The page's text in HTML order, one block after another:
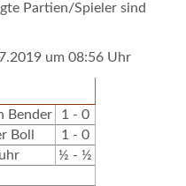
Partien/Spieler sind
um 08:56 Uhr
Bender
1 - 0
Boll
1 - 0
½ - ½